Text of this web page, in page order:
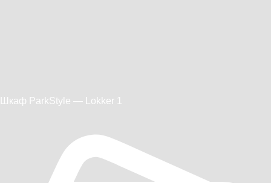
Шкаф ParkStyle — Lokker 1